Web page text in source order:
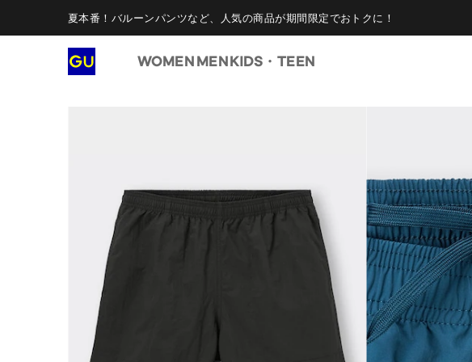
夏本番！バルーンパンツなど、人気の商品が期間限定でおトクに！
WOMEN MENKIDS・TEEN